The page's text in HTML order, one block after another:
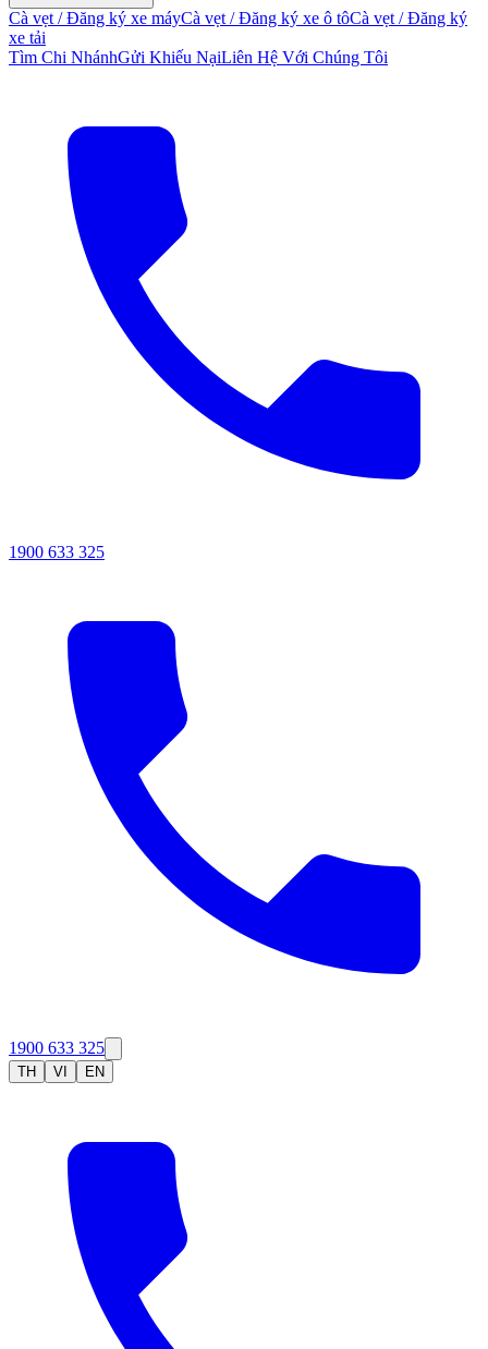
Cà vẹt / Đăng ký xe máyCà vẹt / Đăng ký xe ô tôCà vẹt / Đăng ký
xe tải
Tìm Chi NhánhGửi Khiếu NạiLiên Hệ Với Chúng Tôi
1900 633 325
1900 633 325
TH VI EN